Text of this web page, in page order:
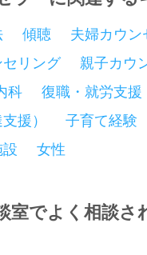
傾聴
夫婦カウン
セリング
親子カウ
科
復職・就労支援
援）
子育て経験
女性
室でよく相談さ